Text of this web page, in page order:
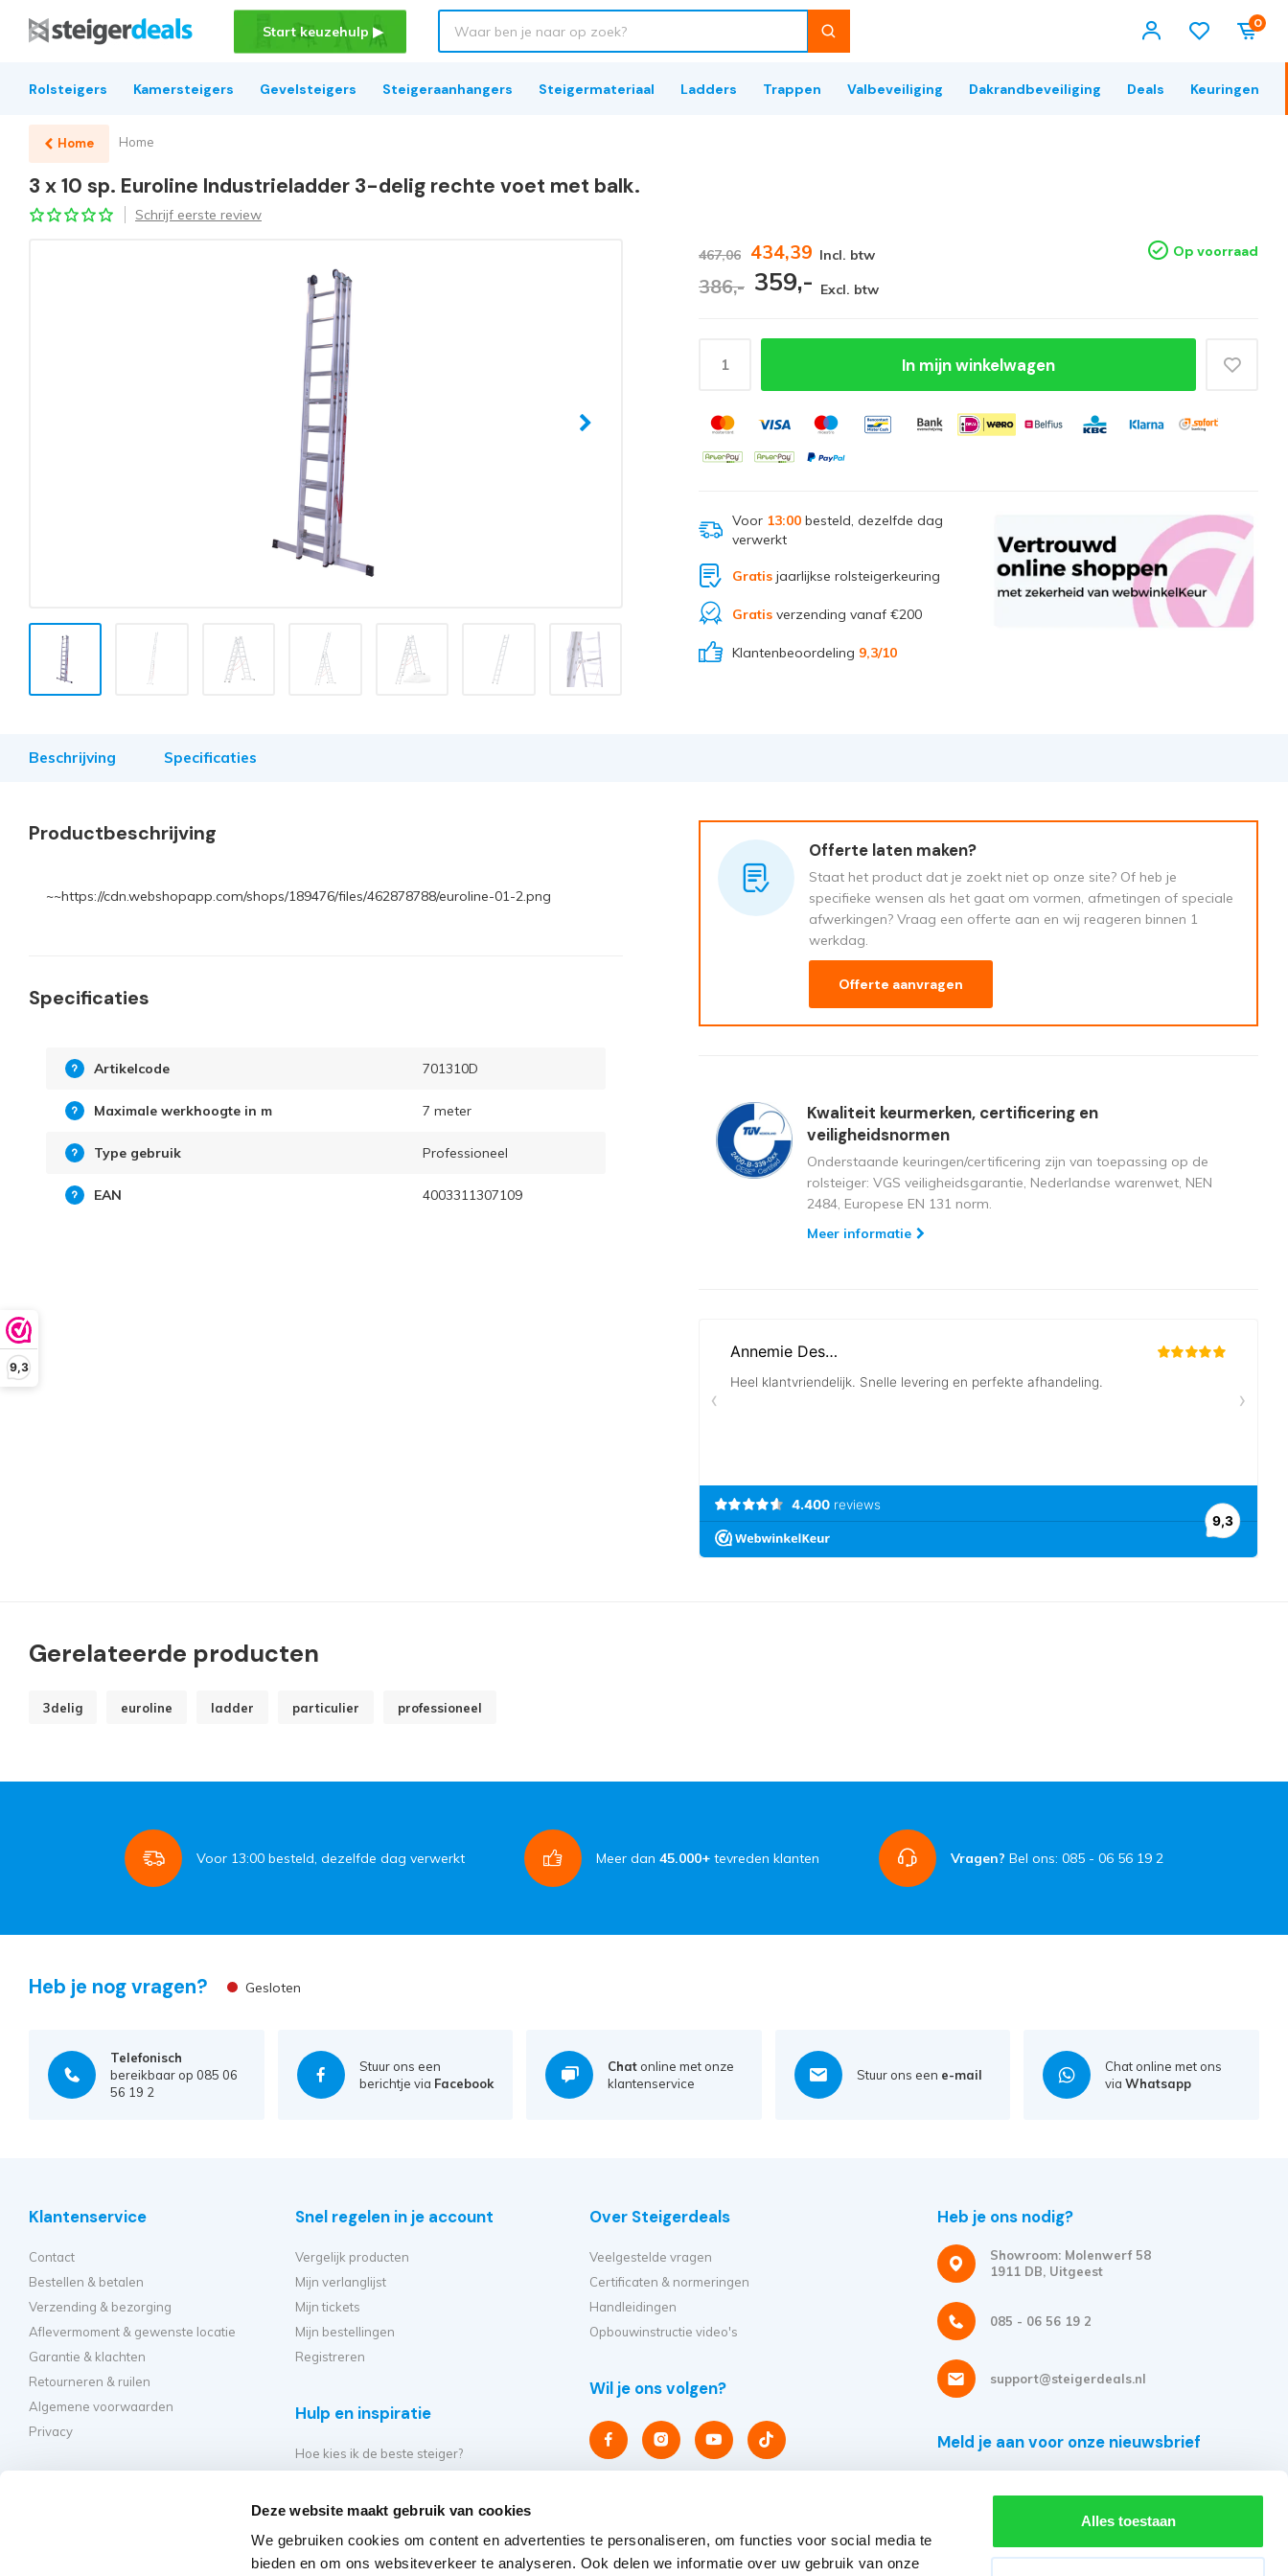
Deze website maakt gebruik van cookies
We gebruiken cookies om content en advertenties te personaliseren, om functies voor social media te
bieden en om ons websiteverkeer te analyseren. Ook delen we informatie over uw gebruik van onze
Alles toestaan
9,3
Start keuzehulp ▶ 0
Rolsteigers Kamersteigers Gevelsteigers Steigeraanhangers Steigermateriaal Ladders Trappen Valbeveiliging Dakrandbeveiliging Deals Keuringen
Home Home
3 x 10 sp. Euroline Industrieladder 3-delig rechte voet met balk.
Schrijf eerste review
467,06 434,39 Incl. btw
386,- 359,- Excl. btw
Op voorraad
In mijn winkelwagen
Voor 13:00 besteld, dezelfde dag
verwerkt
Gratis jaarlijkse rolsteigerkeuring
Gratis verzending vanaf €200
Klantenbeoordeling 9,3/10
Beschrijving Specificaties
Productbeschrijving
~~https://cdn.webshopapp.com/shops/189476/files/462878788/euroline-01-2.png
Specificaties
Artikelcode 701310D
Maximale werkhoogte in m 7 meter
Type gebruik Professioneel
EAN 4003311307109
Offerte laten maken?
Staat het product dat je zoekt niet op onze site? Of heb je
specifieke wensen als het gaat om vormen, afmetingen of speciale
afwerkingen? Vraag een offerte aan en wij reageren binnen 1
werkdag.
Offerte aanvragen
Kwaliteit keurmerken, certificering en
veiligheidsnormen
Onderstaande keuringen/certificering zijn van toepassing op de
rolsteiger: VGS veiligheidsgarantie, Nederlandse warenwet, NEN
2484, Europese EN 131 norm.
Meer informatie
Gerelateerde producten
3delig euroline ladder particulier professioneel
Voor 13:00 besteld, dezelfde dag verwerkt Meer dan 45.000+ tevreden klanten Vragen? Bel ons: 085 - 06 56 19 2
Heb je nog vragen? Gesloten
Telefonisch
bereikbaar op 085 06
56 19 2
Stuur ons een
berichtje via Facebook
Chat online met onze
klantenservice
Stuur ons een e-mail
Chat online met ons
viaWhatsapp
Klantenservice
Contact
Bestellen & betalen
Verzending & bezorging
Aflevermoment & gewenste locatie
Garantie & klachten
Retourneren & ruilen
Algemene voorwaarden
Privacy
Snel regelen in je account
Vergelijk producten
Mijn verlanglijst
Mijn tickets
Mijn bestellingen
Registreren
Hulp en inspiratie
Hoe kies ik de beste steiger?
Hoe bouw ik mijn steiger op?
Over Steigerdeals
Veelgestelde vragen
Certificaten & normeringen
Handleidingen
Opbouwinstructie video's
Wil je ons volgen?
Heb je ons nodig?
Showroom: Molenwerf 58
1911 DB, Uitgeest
085 - 06 56 19 2
support@steigerdeals.nl
Meld je aan voor onze nieuwsbrief